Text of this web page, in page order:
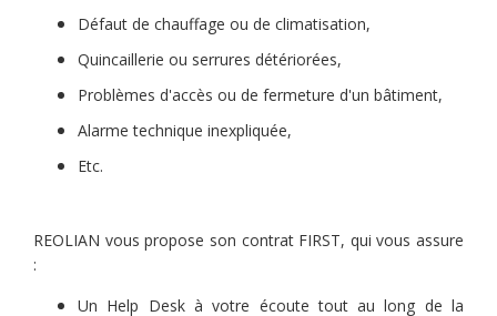
Défaut de chauffage ou de climatisation,
Quincaillerie ou serrures détériorées,
Problèmes d'accès ou de fermeture d'un bâtiment,
Alarme technique inexpliquée,
Etc.
REOLIAN vous propose son contrat FIRST, qui vous assure
:
Un Help Desk à votre écoute tout au long de la